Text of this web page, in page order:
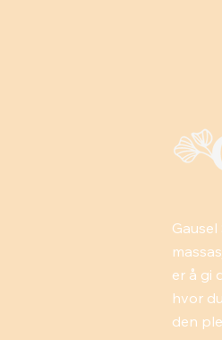
er å gi
hvor
den